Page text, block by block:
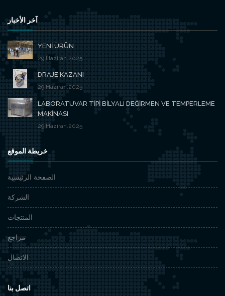
آخر الأخبار
YENİ ÜRÜN
29.Haziran.2025
DRAJE KAZANI
29.Haziran.2025
LABORATUVAR TİPİ BİLYALI DEĞİRMEN VE TEMPERLEME
MAKİNASI
29.Haziran.2025
خريطة الموقع
الصفحة الرئيسية
الشركة
المنتجات
مراجع
الاتصال
اتصل بنا